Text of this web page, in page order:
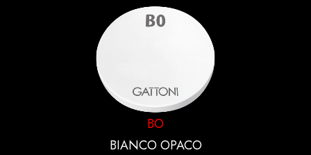
BO
BIANCO OPACO